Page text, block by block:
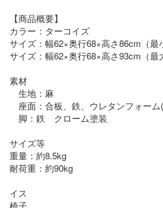
【商品概要】
カラー：ターコイズ
サイズ：幅62×奥行68×高さ86cm（最
サイズ：幅62×奥行68×高さ93cm（最
素材
生地：麻
座面：合板、鉄、ウレタンフォーム
脚：鉄　クローム塗装
サイズ等
重量：約8.5kg
耐荷重：約90kg
イス
椅子